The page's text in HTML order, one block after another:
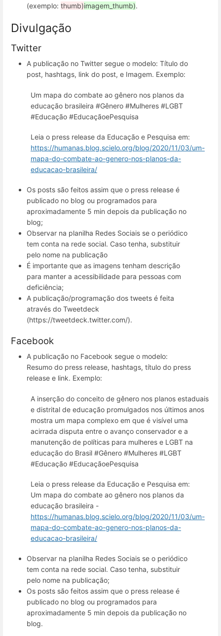
(exemplo: thumb)imagem_thumb).
Divulgação
Twitter
A publicação no Twitter segue o modelo: Título do
post, hashtags, link do post, e Imagem. Exemplo:
Um mapa do combate ao gênero nos planos da
educação brasileira #Gênero #Mulheres #LGBT
#Educação #EducaçãoePesquisa
Leia o press release da Educação e Pesquisa em:
https://humanas.blog.scielo.org/blog/2020/11/03/um-
mapa-do-combate-ao-genero-nos-planos-da-
educacao-brasileira/
Os posts são feitos assim que o press release é
publicado no blog ou programados para
aproximadamente 5 min depois da publicação no
blog;
Observar na planilha Redes Sociais se o periódico
tem conta na rede social. Caso tenha, substituir
pelo nome na publicação
É importante que as imagens tenham descrição
para manter a acessibilidade para pessoas com
deficiência;
A publicação/programação dos tweets é feita
através do Tweetdeck
(https://tweetdeck.twitter.com/).
Facebook
A publicação no Facebook segue o modelo:
Resumo do press release, hashtags, título do press
release e link. Exemplo:
A inserção do conceito de gênero nos planos estaduais
e distrital de educação promulgados nos últimos anos
mostra um mapa complexo em que é visível uma
acirrada disputa entre o avanço conservador e a
manutenção de políticas para mulheres e LGBT na
educação do Brasil #Gênero #Mulheres #LGBT
#Educação #EducaçãoePesquisa
Leia o press release da Educação e Pesquisa em:
Um mapa do combate ao gênero nos planos da
educação brasileira -
https://humanas.blog.scielo.org/blog/2020/11/03/um-
mapa-do-combate-ao-genero-nos-planos-da-
educacao-brasileira/
Observar na planilha Redes Sociais se o periódico
tem conta na rede social. Caso tenha, substituir
pelo nome na publicação;
Os posts são feitos assim que o press release é
publicado no blog ou programados para
aproximadamente 5 min depois da publicação no
blog.